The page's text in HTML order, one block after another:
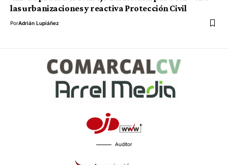
las urbanizaciones y reactiva Protección Civil
PorAdrián Lupiáñez
Auditor